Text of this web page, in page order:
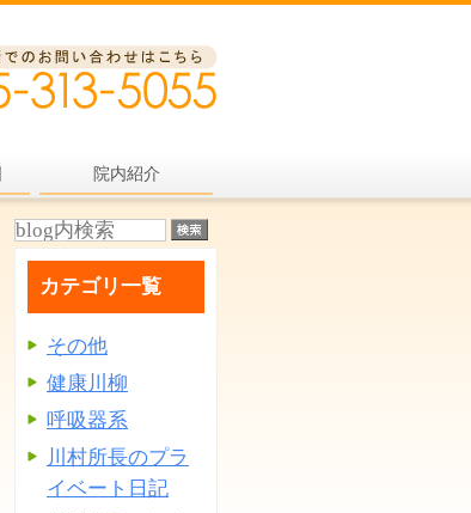
院内紹介
カテゴリ一覧
その他
健康川柳
呼吸器系
川村所長のプラ
イベート日記